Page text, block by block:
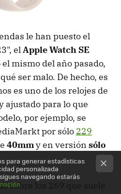
le han puesto el
elApple Watch SE
mismo del año pasado,
ser malo. De hecho, es
es uno de los relojes de
ajustado para lo que
por ejemplo, se
por sólo 229
40mmy en versión sólo
sobre los 269 que suele
para generar estadísticas
personalizada
navegando estarás